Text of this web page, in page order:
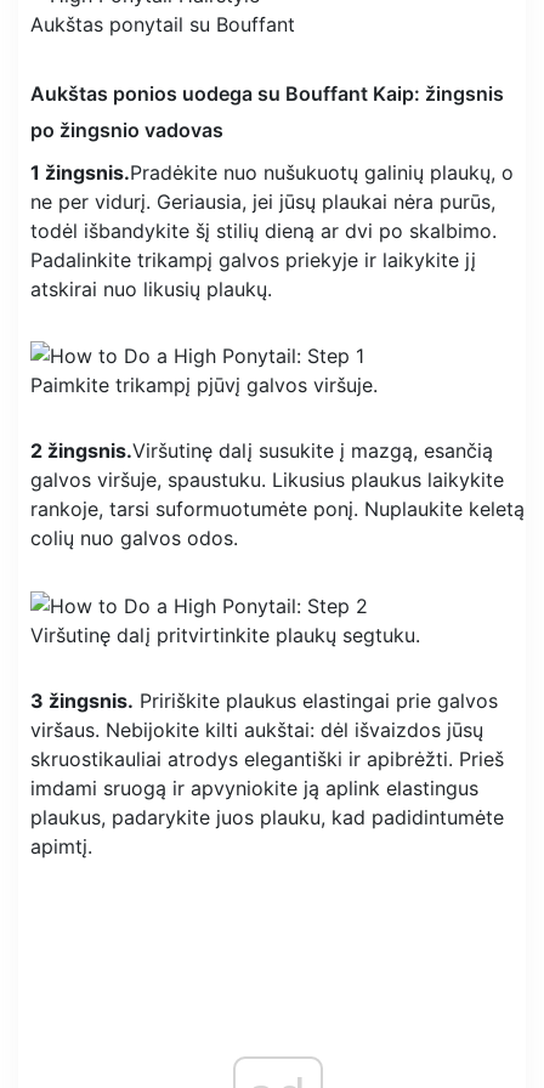
Aukštas ponytail su Bouffant
Aukštas ponios uodega su Bouffant Kaip: žingsnis
po žingsnio vadovas
1 žingsnis.Pradėkite nuo nušukuotų galinių plaukų, o
ne per vidurį. Geriausia, jei jūsų plaukai nėra purūs,
todėl išbandykite šį stilių dieną ar dvi po skalbimo.
Padalinkite trikampį galvos priekyje ir laikykite jį
atskirai nuo likusių plaukų.
Paimkite trikampį pjūvį galvos viršuje.
2 žingsnis.Viršutinę dalį susukite į mazgą, esančią
galvos viršuje, spaustuku. Likusius plaukus laikykite
rankoje, tarsi suformuotumėte ponį. Nuplaukite keletą
colių nuo galvos odos.
Viršutinę dalį pritvirtinkite plaukų segtuku.
3 žingsnis. Pririškite plaukus elastingai prie galvos
viršaus. Nebijokite kilti aukštai: dėl išvaizdos jūsų
skruostikauliai atrodys elegantiški ir apibrėžti. Prieš
imdami sruogą ir apvyniokite ją aplink elastingus
plaukus, padarykite juos plauku, kad padidintumėte
apimtį.